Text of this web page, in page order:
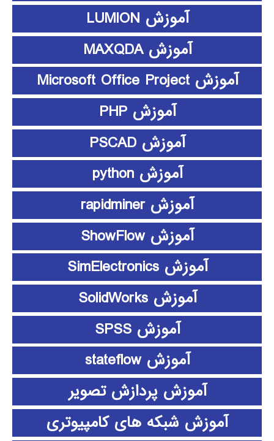
آموزش LUMION
آموزش MAXQDA
آموزش Microsoft Office Project
آموزش PHP
آموزش PSCAD
آموزش python
آموزش rapidminer
آموزش ShowFlow
آموزش SimElectronics
آموزش SolidWorks
آموزش SPSS
آموزش stateflow
آموزش پردازش تصویر
آموزش شبکه های کامپیوتری